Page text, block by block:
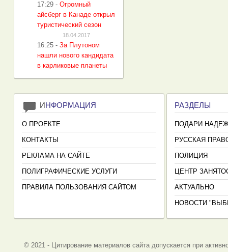
17:29 - Огромный
айсберг в Канаде открыл
туристический сезон
18.04.2017
16:25 - За Плутоном
нашли нового кандидата
в карликовые планеты
ИНФОРМАЦИЯ
О ПРОЕКТЕ
КОНТАКТЫ
РЕКЛАМА НА САЙТЕ
ПОЛИГРАФИЧЕСКИЕ УСЛУГИ
ПРАВИЛА ПОЛЬЗОВАНИЯ САЙТОМ
РАЗДЕЛЫ
ПОДАРИ
РУССКАЯ
ПОЛИЦИЯ
ЦЕНТР
АКТУАЛЬНО
НОВОСТИ
© 2021 - Цитирование материалов сайта допускается при